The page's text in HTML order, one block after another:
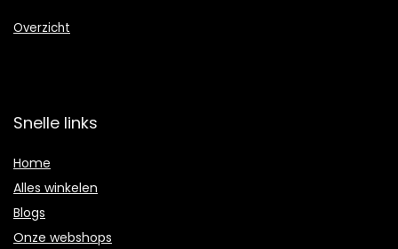
Overzicht
Snelle links
Home
Alles winkelen
Blogs
Onze webshops